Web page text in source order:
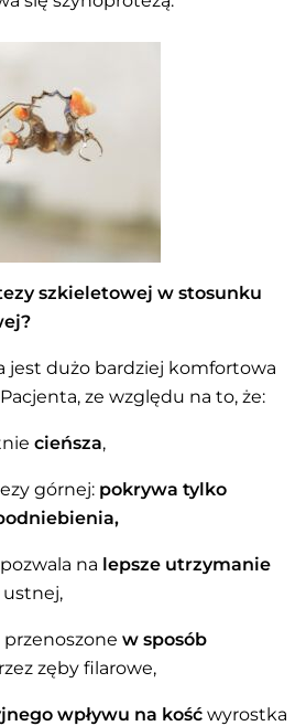
szkieletowej w stosunku
jest dużo bardziej komfortowa
ze względu na to, że:
cieńsza,
górnej: pokrywa tylko
na lepsze utrzymanie
przenoszone w sposób
zęby filarowe,
wpływu na kość wyrostka